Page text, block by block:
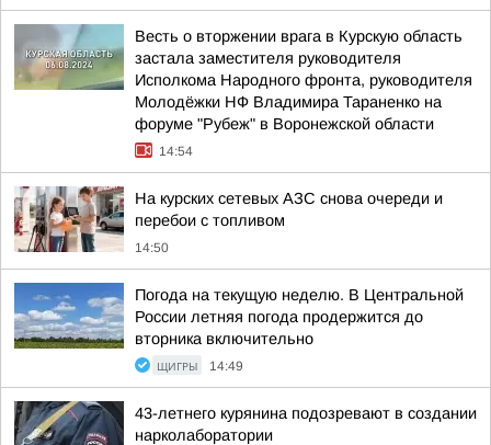
Весть о вторжении врага в Курскую область
застала заместителя руководителя
Исполкома Народного фронта, руководителя
Молодёжки НФ Владимира Тараненко на
форуме "Рубеж" в Воронежской области
14:54
На курских сетевых АЗС снова очереди и
перебои с топливом
14:50
Погода на текущую неделю. В Центральной
России летняя погода продержится до
вторника включительно
ЩИГРЫ 14:49
43-летнего курянина подозревают в создании
нарколаборатории